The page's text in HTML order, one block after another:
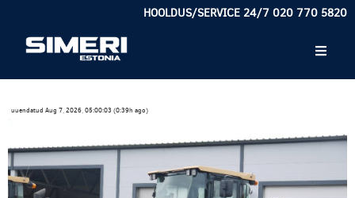
HOOLDUS/SERVICE 24/7 020 770 5820
uuendatud Aug 7, 2026, 05:00:03 (0:39h ago)